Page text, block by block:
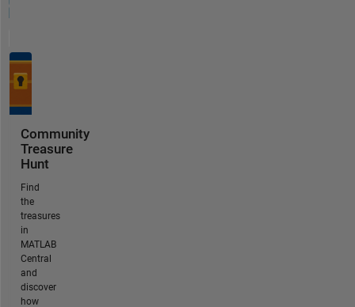
Community
Treasure
Hunt
Find
the
treasures
in
MATLAB
Central
and
discover
how